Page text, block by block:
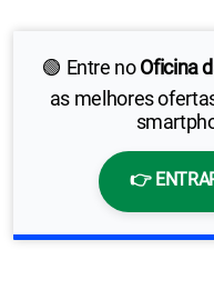
🟢 Entre noOficina
as melhores
👉